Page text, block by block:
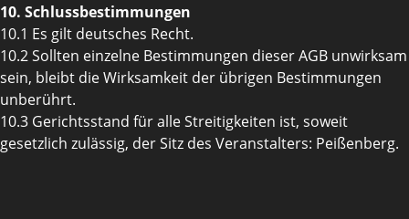
10. Schlussbestimmungen
10.1 Es gilt deutsches Recht.
10.2 Sollten einzelne Bestimmungen dieser AGB unwirksam
sein, bleibt die Wirksamkeit der übrigen Bestimmungen
unberührt.
10.3 Gerichtsstand für alle Streitigkeiten ist, soweit
gesetzlich zulässig, der Sitz des Veranstalters: Peißenberg.